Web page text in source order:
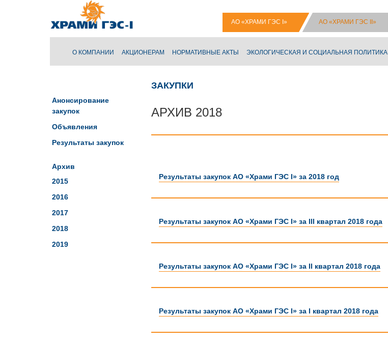
АО «ХРАМИ ГЭС I» АО «ХРАМИ ГЭС II»
O КОМПАНИИ АКЦИОНЕРАМ НОРМАТИВНЫЕ АКТЫ ЭКОЛОГИЧЕСКАЯ И СОЦИАЛЬНАЯ ПОЛИТИКА
Анонсирование
закупок
Объявления
Результаты закупок
Архив
2015
2016
2017
2018
2019
ЗАКУПКИ
АРХИВ 2018
Результаты закупок АО «Храми ГЭС I» за 2018 год
Результаты закупок АО «Храми ГЭС I» за III квартал 2018 года
Результаты закупок АО «Храми ГЭС I» за II квартал 2018 года
Результаты закупок АО «Храми ГЭС I» за I квартал 2018 года